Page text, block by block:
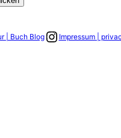
| Buch BlogLink zum Instagram Account
Impressum |